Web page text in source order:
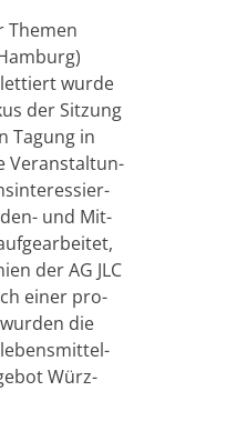
The­men
wurde
der Sit­zung
Ta­gung in
Ver­an­stal­tun­
und Mit­
der AG JLC
einer pro­
die
le­bens­mit­tel­
Würz­